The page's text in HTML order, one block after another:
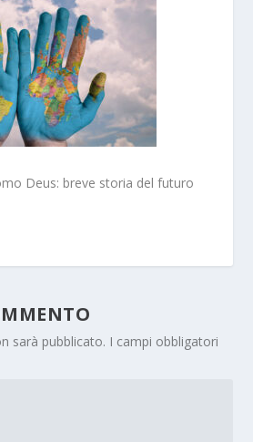
Deus: breve storia del futuro
sarà pubblicato. I campi obbligatori